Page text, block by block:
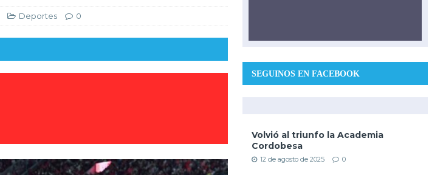
Deportes 0
SEGUINOS EN FACEBOOK
Volvió al triunfo la Academia
Cordobesa
12 de agosto de 2025 0